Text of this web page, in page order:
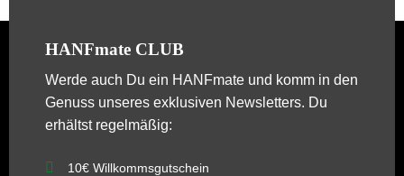
HANFmate CLUB
Werde auch Du ein HANFmateund komm in den
Genuss unseres exklusiven Newsletters. Du
erhältst regelmäßig:
10€ Willkommsgutschein